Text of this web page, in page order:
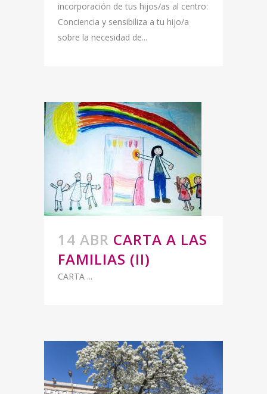
incorporación de tus hijos/as al centro:
Conciencia y sensibiliza a tu hijo/a
sobre la necesidad de...
14 ABR CARTA A LAS
FAMILIAS (II)
CARTA ...